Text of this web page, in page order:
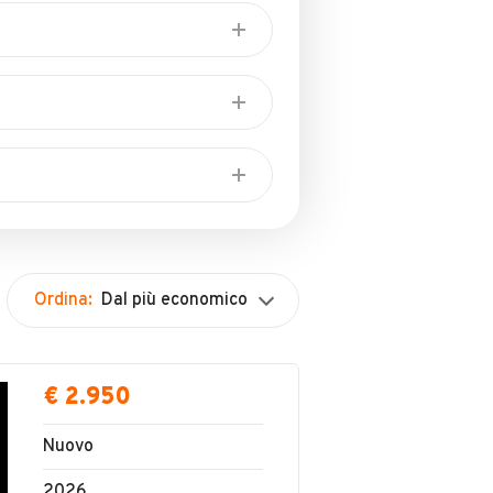
Rivendita Motorini/Scooter
Ordina: Dal più economico
€ 2.950
Nuovo